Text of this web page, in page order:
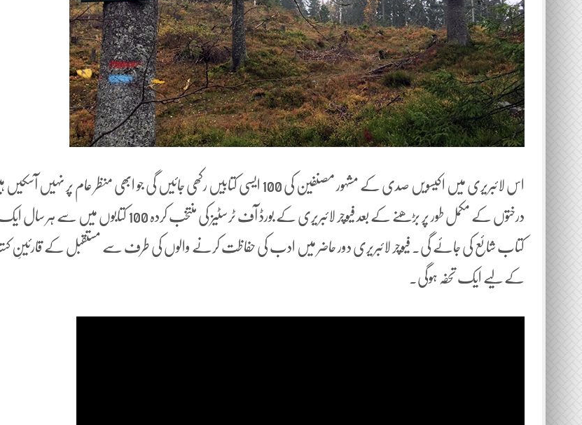
اس لائبریری میں اکیسویں صدی کے مشہور مصنفین کی 100 ایسی کتابیں رکھی جائیں گی جو ابھی منظر عام پر نہیں
درختوں کے مکمل طور پر بڑھنے کے بعد فیوچر لائبریری کے بورڈ آف ٹرسٹیز کی منتخب کردہ 100 کتابوں میں سے ہر سال
کتاب شائع کی جائے گی۔ فیوچر لائبریری دور حاضر میں ادب کی حفاظت کرنے والوں کی طرف سے مستقبل کے قارئینِ
کے لیے ایک تحفہ ہوگی۔